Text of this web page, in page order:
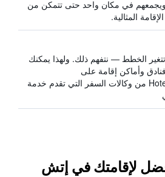
في مكان واحد حتى تتمكن من
المثالية.
الخطط — نتفهم ذلك. ولهذا يمكنك
وأماكن إقامة على
HotelsCombined من وكالات السفر التي تقدم خدمة
لإقامتك في إتش